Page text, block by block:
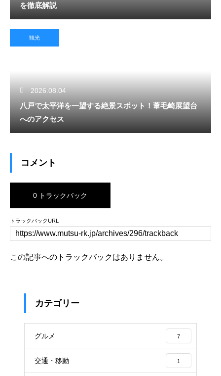
を徹底解説
観光
2026.08.04
八戸で太平洋を一望する絶景スポット！葦毛崎展望台
へのアクセス
コメント
0 トラックバック
トラックバックURL
この記事へのトラックバックはありません。
カテゴリー
グルメ 7
交通・移動 1